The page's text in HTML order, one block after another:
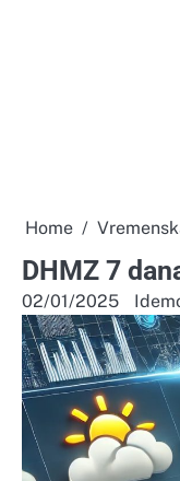
Home
DHMZ 7
02/01/2025